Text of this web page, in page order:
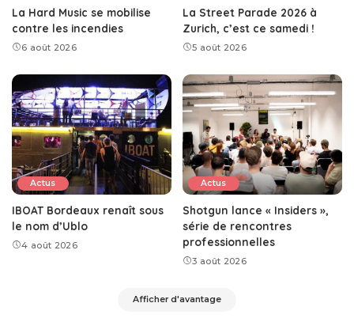
La Hard Music se mobilise
contre les incendies
6 août 2026
La Street Parade 2026 à
Zurich, c’est ce samedi !
5 août 2026
Actus
IBOAT Bordeaux renaît sous
le nom d’Ublo
4 août 2026
Actus
Shotgun lance « Insiders »,
série de rencontres
professionnelles
3 août 2026
Afficher d'avantage